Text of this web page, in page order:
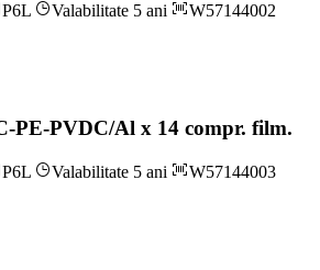
P6L Valabilitate 5 ani
W57144002
PE-PVDC/Al x 14 compr. film.
P6L Valabilitate 5 ani
W57144003